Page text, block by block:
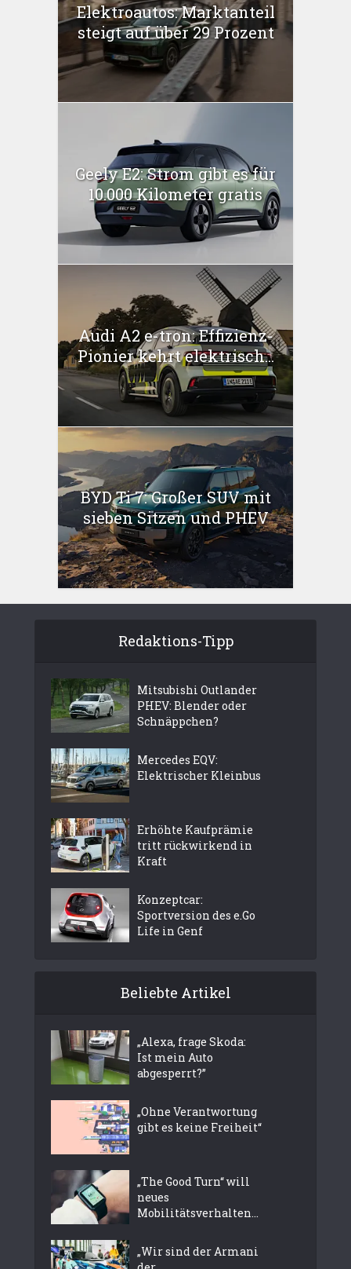
Elektroautos: Marktanteil
steigt auf über 29 Prozent
Geely E2: Strom gibt es für
10.000 Kilometer gratis
Audi A2 e-tron: Effizienz-
Pionier kehrt elektrisch...
BYD Ti 7: Großer SUV mit
sieben Sitzen und PHEV
Redaktions-Tipp
Mitsubishi Outlander
PHEV: Blender oder
Schnäppchen?
Mercedes EQV:
Elektrischer Kleinbus
Erhöhte Kaufprämie
tritt rückwirkend in
Kraft
Konzeptcar:
Sportversion des e.Go
Life in Genf
Beliebte Artikel
„Alexa, frage Skoda:
Ist mein Auto
abgesperrt?”
„Ohne Verantwortung
gibt es keine Freiheit“
„The Good Turn“ will
neues
Mobilitätsverhalten...
„Wir sind der Armani